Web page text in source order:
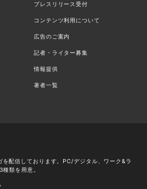
プレスリリース受付
コンテンツ利用について
広告のご案内
記者・ライター募集
情報提供
著者一覧
を配信しております。PC/デジタル、ワーク&ラ
類を用意。